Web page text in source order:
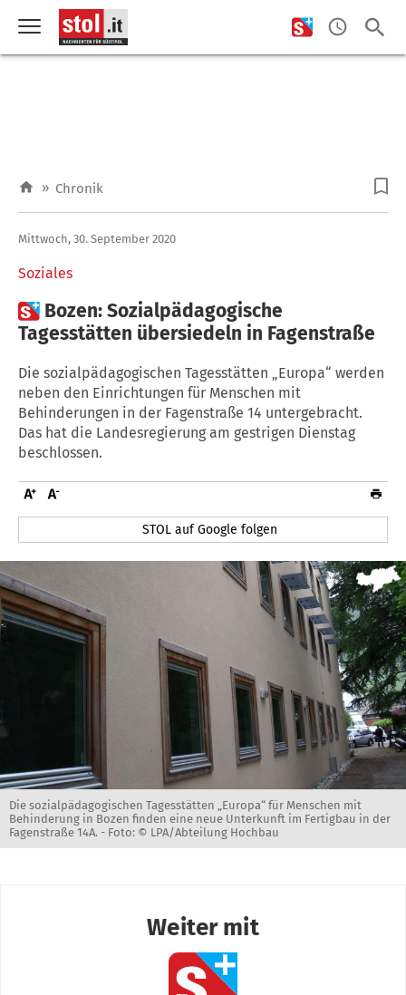
» Chronik
Soziales
Mittwoch, 30. September 2020
 Bozen: Sozialpädagogische
Tagesstätten übersiedeln in Fagenstraße
Die sozialpädagogischen Tagesstätten „Europa“ werden
neben den Einrichtungen für Menschen mit
Behinderungen in der Fagenstraße 14 untergebracht.
Das hat die Landesregierung am gestrigen Dienstag
beschlossen.
STOL auf Google folgen
Die sozialpädagogischen Tagesstätten „Europa“ für Menschen mit
Behinderung in Bozen finden eine neue Unterkunft im Fertigbau in der
Fagenstraße 14A. - Foto: © LPA/Abteilung Hochbau